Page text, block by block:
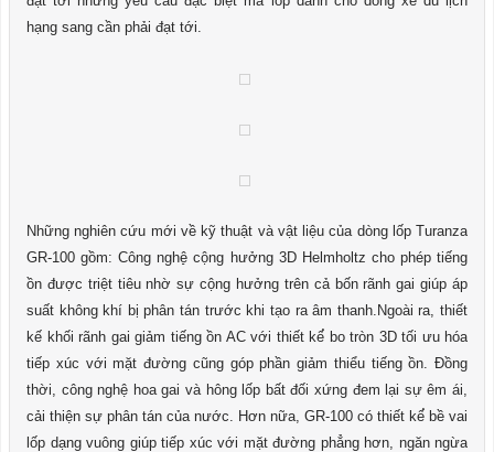
hạng sang cần phải đạt tới.
Những nghiên cứu mới về kỹ thuật và vật liệu của dòng lốp Turanza
GR-100 gồm: Công nghệ̣ cộng hưởng 3D Helmholtz cho phép tiếng
ồn được triệt tiêu nhờ sự cộng hưởng trên cả bốn rãnh gai giúp áp
suất không khí bị phân tán trước khi tạo ra âm thanh.Ngoài ra, thiết
kế khối rãnh gai giảm tiếng ồn AC với thiết kế́ bo tròn 3D tối ưu hóa
tiếp xúc với mặt đường cũng góp phần giảm thiểu tiếng ồn. Đồng
thời, công nghệ hoa gai và hông lốp bất đối xứng đem lại sự êm ái,
cải thiện sự phân tán của nước. Hơn nữa, GR-100 có thiết kế́ bề vai
lốp dạng vuông giúp tiếp xúc với mặt đường phẳng hơn, ngăn ngừa